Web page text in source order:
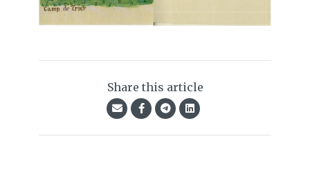
Share this article